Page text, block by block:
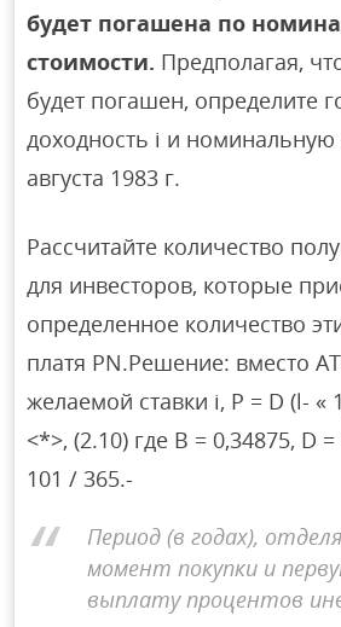
будет погашена по
стоимости. Предполагая,
будет погашен, определите
доходность i и номинальную
августа 1983 г.
Рассчитайте количество
для инвесторов, которые
определенное количество
платя PN.Решение: вместо
желаемой ставки i, P = D (l- «
<*>, (2.10) где B = 0,34875, D
101 / 365.-
Период (в годах),
момент покупки и
выплату процентов